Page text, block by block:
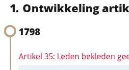
Ontwikkeling
1798
Artikel 35: Leden bekleden